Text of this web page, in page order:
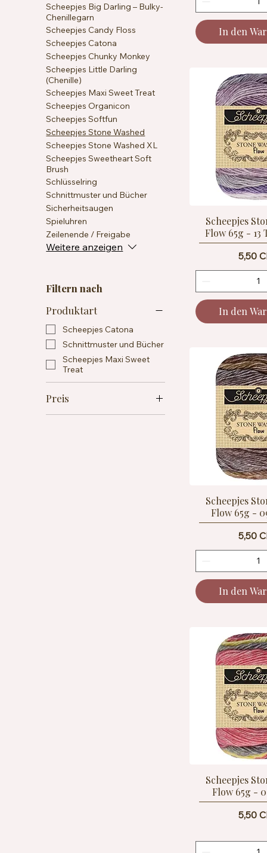
Scheepjes Big Darling – Bulky-
Chenillegarn
Scheepjes Candy Floss
Scheepjes Catona
Scheepjes Chunky Monkey
Scheepjes Little Darling
(Chenille)
Scheepjes Maxi Sweet Treat
Scheepjes Organicon
Scheepjes Softfun
Scheepjes Stone Washed
Scheepjes Stone Washed XL
Scheepjes Sweetheart Soft
Brush
Schlüsselring
Schnittmuster und Bücher
Sicherheitsaugen
Spieluhren
Zeilenende / Freigabe
Weitere anzeigen
Filtern nach
Produktart
Scheepjes Catona
Schnittmuster und Bücher
Scheepjes Maxi Sweet
Treat
Preis
In den
Scheepjes
Flow 65g -
Preis
5,50
In den
Scheepjes
Flow 65g -
Preis
5,50
In den
Scheepjes
Flow 65g -
Preis
5,50